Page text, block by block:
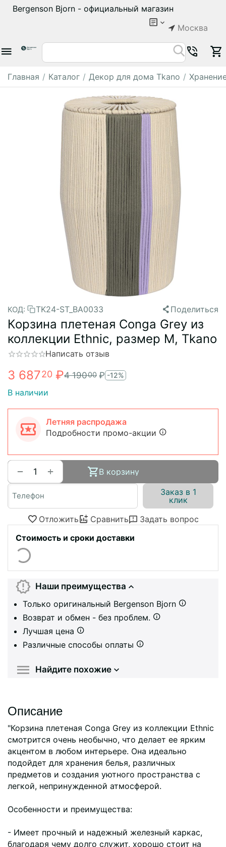
Bergenson Bjorn - официальный магазин
Москва
Главная / Каталог / Декор для дома Tkano /
КОД: TK24-ST_BA0033 Поделиться
Корзина плетеная Conga Grey из
коллекции Ethnic, размер M, Tkano
Написать отзыв
3 68720 ₽4 19000 ₽ -12%
В наличии
Летняя распродажа
Подробности промо-акции
+
−
В корзину
Заказ в 1
клик
Отложить
Сравнить
Задать вопрос
Стоимость и сроки доставки
Наши преимущества
Только оригинальный Bergenson Bjorn
Возврат и обмен - без проблем.
Лучшая цена
Различные способы оплаты
Найдите похожие
Описание
"Корзина плетеная Conga Grey из коллекции Ethnic
смотрится очень необычно, что делает ее ярким
акцентом в любом интерьере. Она идеально
подойдет для хранения белья, различных
предметов и создания уютного пространства с
легкой, непринужденной атмосферой.
Особенности и преимущества:
- Имеет прочный и надежный железный каркас,
благодаря чему долго служит, хорошо стоит на